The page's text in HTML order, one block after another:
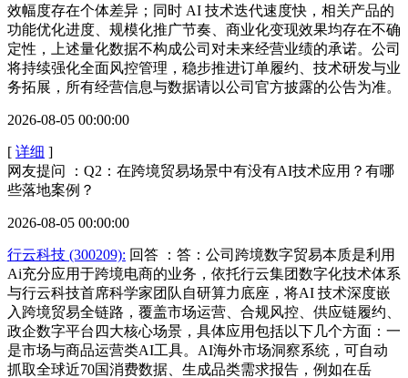
效幅度存在个体差异；同时 AI 技术迭代速度快，相关产品的
功能优化进度、规模化推广节奏、商业化变现效果均存在不确
定性，上述量化数据不构成公司对未来经营业绩的承诺。公司
将持续强化全面风控管理，稳步推进订单履约、技术研发与业
务拓展，所有经营信息与数据请以公司官方披露的公告为准。
2026-08-05 00:00:00
[ 详细 ]
网友提问 ：Q2：在跨境贸易场景中有没有AI技术应用？有哪
些落地案例？
2026-08-05 00:00:00
行云科技 (300209): 回答 ：答：公司跨境数字贸易本质是利用
Ai充分应用于跨境电商的业务，依托行云集团数字化技术体系
与行云科技首席科学家团队自研算力底座，将AI 技术深度嵌
入跨境贸易全链路，覆盖市场运营、合规风控、供应链履约、
政企数字平台四大核心场景，具体应用包括以下几个方面：一
是市场与商品运营类AI工具。AI海外市场洞察系统，可自动
抓取全球近70国消费数据、生成品类需求报告，例如在岳